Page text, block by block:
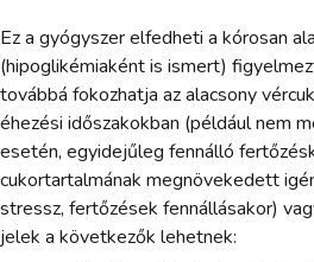
Ez a gyógyszer elfedheti a kórosan
(hipoglikémiaként is ismert)
továbbá fokozhatja az alacsony
éhezési időszakokban (például nem
esetén, egyidejűleg fennálló
cukortartalmának megnövekedett
stressz, fertőzések fennállásakor)
jelek a következők lehetnek: